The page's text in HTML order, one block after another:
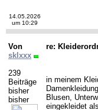
14.05.2026
um 10:29
Von
sklxxx
239
Beiträge
bisher
bisher
re:
in meinem
Blusen,
eingekleidet